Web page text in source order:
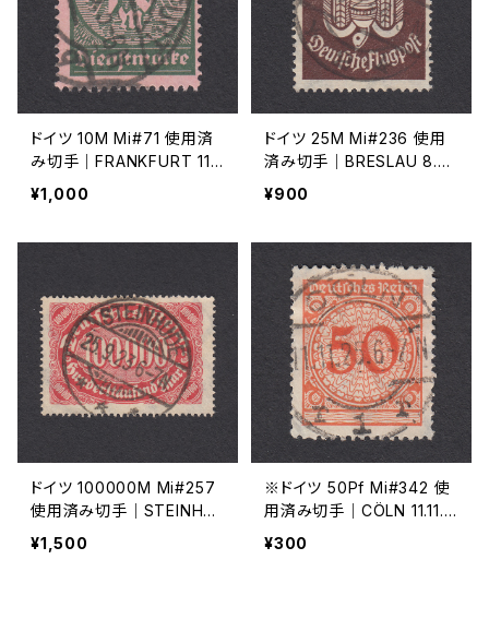
ドイツ 10M Mi#71 使用済
み切手｜FRANKFURT 11.
5.1923
¥1,000
ドイツ 25M Mi#236 使用
済み切手｜BRESLAU 8.6.1
923
¥900
ドイツ 100000M Mi#257
使用済み切手｜STEINHU
DE 25.9.1923
¥1,500
※ドイツ 50Pf Mi#342 使
用済み切手｜CÖLN 11.11.1
925
¥300